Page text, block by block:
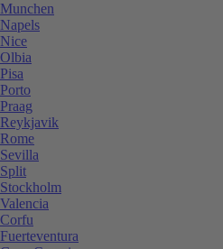
Munchen
Napels
Nice
Olbia
Pisa
Porto
Praag
Reykjavik
Rome
Sevilla
Split
Stockholm
Valencia
Corfu
Fuerteventura